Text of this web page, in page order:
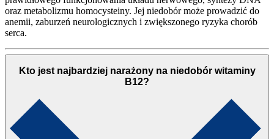
oraz metabolizmu homocysteiny. Jej niedobór może prowadzić do
anemii, zaburzeń neurologicznych i zwiększonego ryzyka chorób
serca.
Kto jest najbardziej narażony na niedobór witaminy
B12?